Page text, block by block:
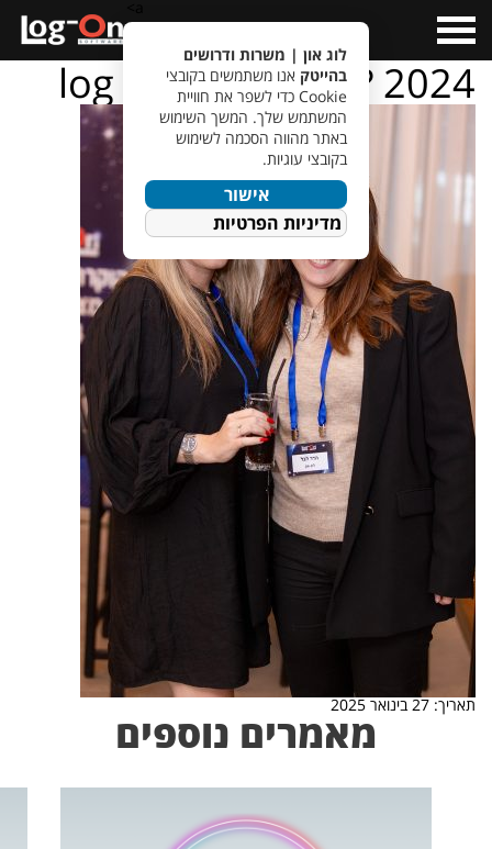
Menu
log – on – ???????? 2024
תאריך: 27 בינואר 2025
מאמרים נוספים
לוג און | משרות ודרושים
בהייטק אנו משתמשים בקובצי
Cookie כדי לשפר את חוויית
המשתמש שלך. המשך השימוש
באתר מהווה הסכמה לשימוש
בקובצי עוגיות.
אישור
מדיניות הפרטיות